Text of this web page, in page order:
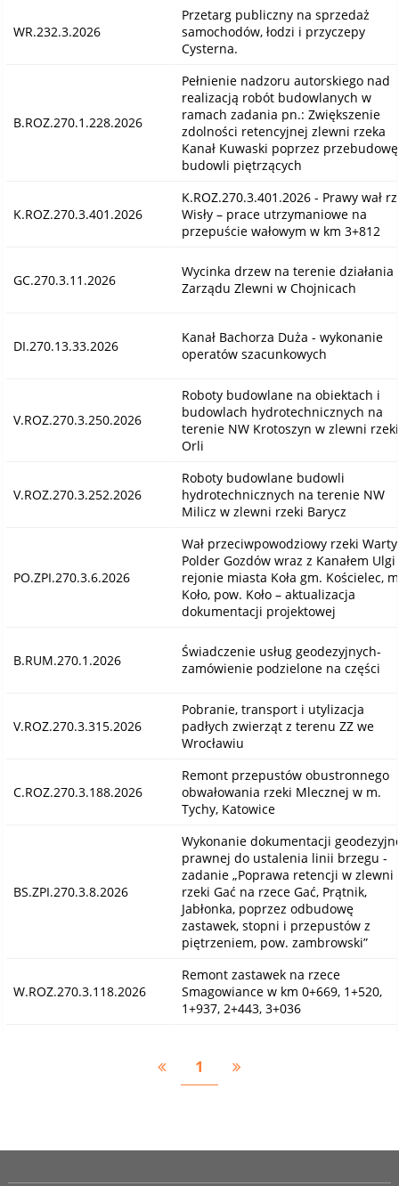
WR.232.3.2026
Przetarg publiczny na sprzedaż
samochodów, łodzi i przyczepy
Cysterna.
B.ROZ.270.1.228.2026
Pełnienie nadzoru autorskiego nad
realizacją robót budowlanych w
ramach zadania pn.: Zwiększenie
zdolności retencyjnej zlewni rzeka
Kanał Kuwaski poprzez przebudowę
budowli piętrzących
K.ROZ.270.3.401.2026
K.ROZ.270.3.401.2026 - Prawy wał
Wisły – prace utrzymaniowe na
przepuście wałowym w km 3+812
GC.270.3.11.2026
Wycinka drzew na terenie działania
Zarządu Zlewni w Chojnicach
DI.270.13.33.2026
Kanał Bachorza Duża - wykonanie
operatów szacunkowych
V.ROZ.270.3.250.2026
Roboty budowlane na obiektach i
budowlach hydrotechnicznych na
terenie NW Krotoszyn w zlewni rzeki
Orli
V.ROZ.270.3.252.2026
Roboty budowlane budowli
hydrotechnicznych na terenie NW
Milicz w zlewni rzeki Barycz
PO.ZPI.270.3.6.2026
Wał przeciwpowodziowy rzeki Warty
Polder Gozdów wraz z Kanałem Ulgi
rejonie miasta Koła gm. Kościelec,
Koło, pow. Koło – aktualizacja
dokumentacji projektowej
B.RUM.270.1.2026
Świadczenie usług geodezyjnych-
zamówienie podzielone na części
V.ROZ.270.3.315.2026
Pobranie, transport i utylizacja
padłych zwierząt z terenu ZZ we
Wrocławiu
C.ROZ.270.3.188.2026
Remont przepustów obustronnego
obwałowania rzeki Mlecznej w m.
Tychy, Katowice
BS.ZPI.270.3.8.2026
Wykonanie dokumentacji
prawnej do ustalenia linii brzegu -
zadanie „Poprawa retencji w zlewni
rzeki Gać na rzece Gać, Prątnik,
Jabłonka, poprzez odbudowę
zastawek, stopni i przepustów z
piętrzeniem, pow. zambrowski”
W.ROZ.270.3.118.2026
Remont zastawek na rzece
Smagowiance w km 0+669, 1+520,
1+937, 2+443, 3+036
1